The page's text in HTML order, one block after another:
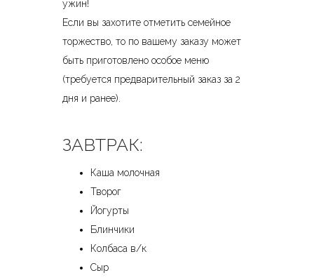
ужин!
Если вы захотите отметить семейное
торжество, то по вашему заказу может
быть приготовлено особое меню
(требуется предварительный заказ за 2
дня и ранее).
ЗАВТРАК:
Каша молочная
Творог
Йогурты
Блинчики
Колбаса в/к
Сыр